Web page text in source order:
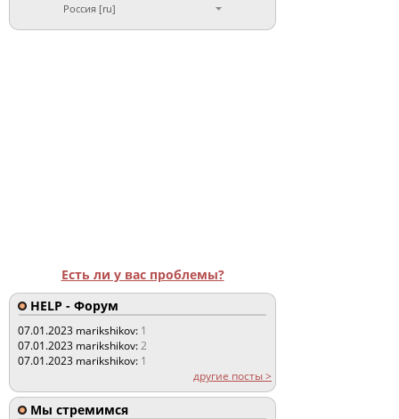
Россия [ru]
Есть ли у вас проблемы?
HELP - Форум
07.01.2023 marikshikov: 1
07.01.2023 marikshikov:2
07.01.2023 marikshikov: 1
другие посты >
Мы стремимся